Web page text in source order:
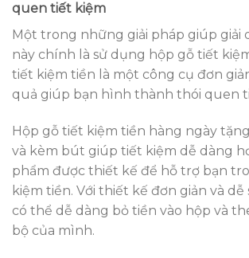
quen tiết kiệm
Một trong những giải pháp giúp giải
này chính là sử dụng hộp gỗ tiết
tiết kiệm tiền là một công cụ đơn
quả giúp bạn hình thành thói quen
Hộp gỗ tiết kiệm tiền hàng ngày
và kèm bút giúp tiết kiệm dễ dàng
phẩm được thiết kế để hỗ trợ bạn
kiệm tiền. Với thiết kế đơn giản và dễ
có thể dễ dàng bỏ tiền vào hộp và
bộ của mình.